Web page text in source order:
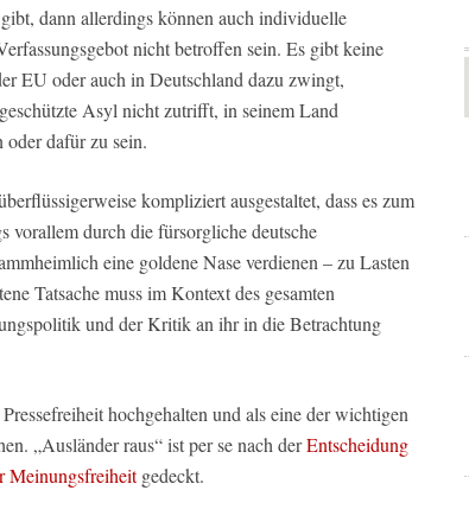
dann allerdings können auch individuelle
nicht betroffen sein. Es gibt keine
EU oder auch in Deutschland dazu zwingt,
Asyl nicht zutrifft, in seinem Land
oder dafür zu sein.
kompliziert ausgestaltet, dass es zum
durch die fürsorgliche deutsche
eine goldene Nase verdienen – zu Lasten
Tatsache muss im Kontext des gesamten
und der Kritik an ihr in die Betrachtung
hochgehalten und als eine der wichtigen
„Ausländer raus“ ist per se nach derEntscheidung
Meinungsfreiheitgedeckt.